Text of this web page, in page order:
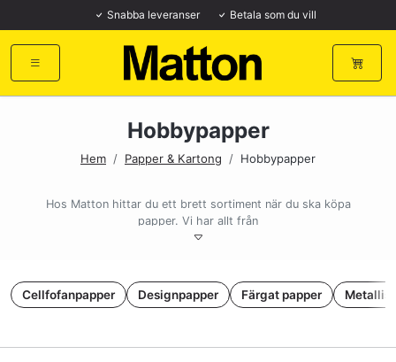
Snabba leveranser Betala som du vill
Hobbypapper
Hem / Papper & Kartong / Hobbypapper
Hos Matton hittar du ett brett sortiment när du ska köpa
papper. Vi har allt från
mönstrat papper till skissblock i vårt sortiment.
Är du ute efter ett hårt och tjockt papper, skrivpapper eller
rutigt papper? Eller mer
Cellfofanpapper Designpapper Färgat papper